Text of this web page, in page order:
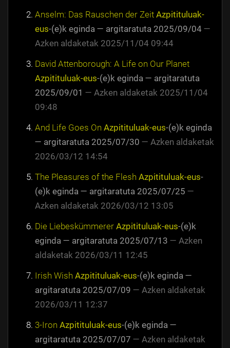
Anselm: Das Rauschen der Zeit Azpitituluak-
eus-(e)k eginda — argitaratuta 2025/09/04 —
Azken aldaketak 2025/11/04 09:44
David Attenborough: A Life on Our Planet
Azpitituluak-eus-(e)k eginda — argitaratuta
2025/09/01 — Azken aldaketak 2025/11/04
09:48
And Life Goes On Azpitituluak-eus-(e)k eginda
— argitaratuta 2025/07/30 — Azken aldaketak
2026/03/12 14:54
The Pleasures of the Flesh Azpitituluak-eus-
(e)k eginda — argitaratuta 2025/07/25 —
Azken aldaketak 2026/03/12 13:05
Die Liebeskümmerer Azpitituluak-eus-(e)k
eginda — argitaratuta 2025/07/13 — Azken
aldaketak 2026/03/11 12:45
Irish Wish Azpitituluak-eus-(e)k eginda —
argitaratuta 2025/07/09 — Azken aldaketak
2026/03/11 12:37
3-Iron Azpitituluak-eus-(e)k eginda —
argitaratuta 2025/07/07 — Azken aldaketak